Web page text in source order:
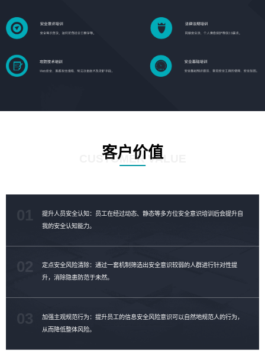
客户价值
CUSTOMER VALUE
提升人员安全认知：员工在经过动态、静态等多方位安全意识培训后会提升自
我的安全认知能力。
定点安全风险清除：通过一套机制筛选出安全意识较弱的人群进行针对性提
升，消除隐患防范于未然。
02
加强主观规范行为：提升员工的信息安全风险意识可以自然地规范人的行为，
从而降低整体风险。
03